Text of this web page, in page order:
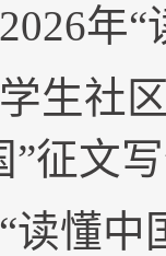
年
生社
”征文
读懂中